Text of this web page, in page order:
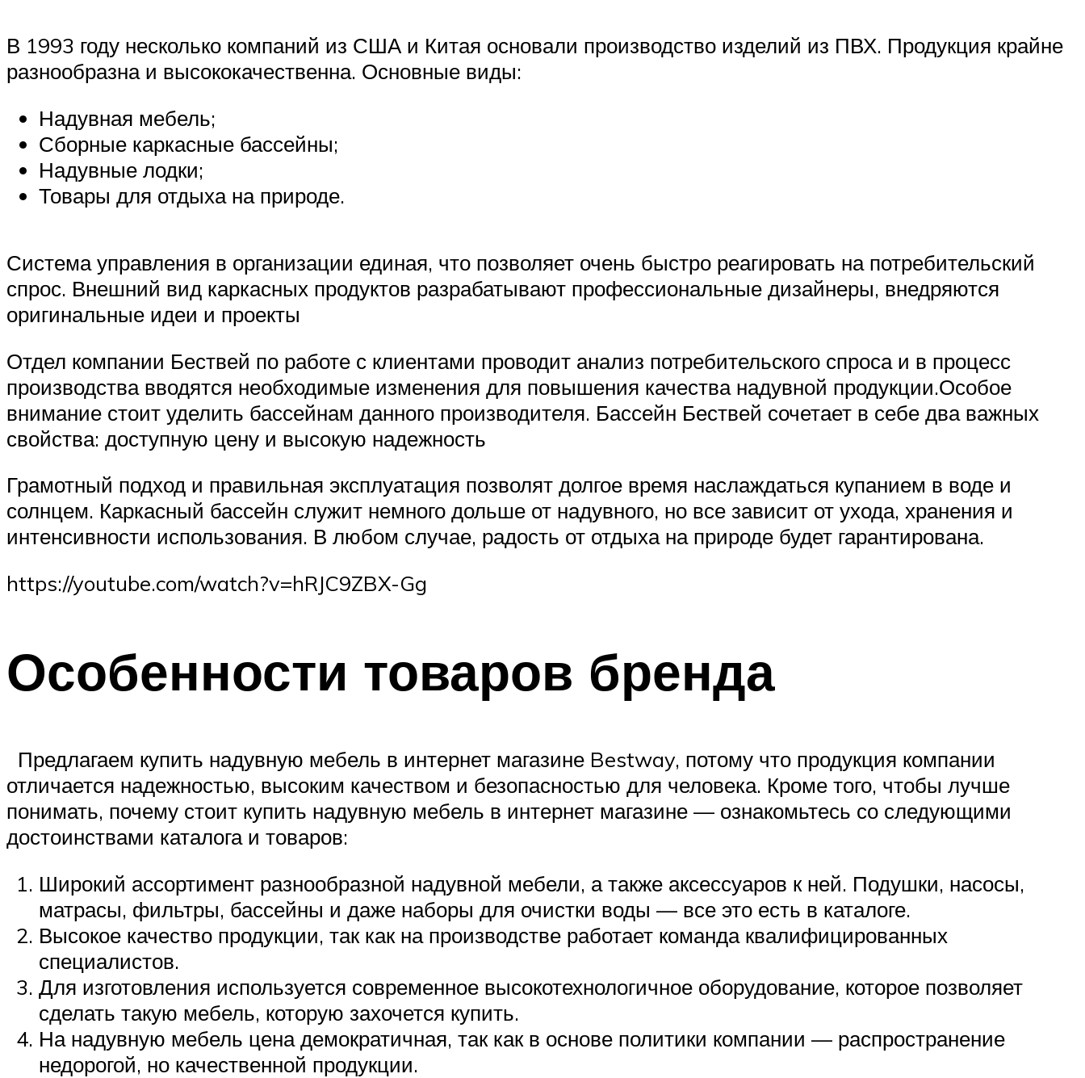
В 1993 году несколько компаний из США и Китая основали производство изделий из ПВХ. Продукция крайне
разнообразна и высококачественна. Основные виды:
Надувная мебель;
Сборные каркасные бассейны;
Надувные лодки;
Товары для отдыха на природе.
Система управления в организации единая, что позволяет очень быстро реагировать на потребительский
спрос. Внешний вид каркасных продуктов разрабатывают профессиональные дизайнеры, внедряются
оригинальные идеи и проекты
Отдел компании Бествей по работе с клиентами проводит анализ потребительского спроса и в процесс
производства вводятся необходимые изменения для повышения качества надувной продукции.Особое
внимание стоит уделить бассейнам данного производителя. Бассейн Бествей сочетает в себе два важных
свойства: доступную цену и высокую надежность
Грамотный подход и правильная эксплуатация позволят долгое время наслаждаться купанием в воде и
солнцем. Каркасный бассейн служит немного дольше от надувного, но все зависит от ухода, хранения и
интенсивности использования. В любом случае, радость от отдыха на природе будет гарантирована.
https://youtube.com/watch?v=hRJC9ZBX-Gg
Особенности товаров бренда
Предлагаем купить надувную мебель в интернет магазине Bestway, потому что продукция компании
отличается надежностью, высоким качеством и безопасностью для человека. Кроме того, чтобы лучше
понимать, почему стоит купить надувную мебель в интернет магазине — ознакомьтесь со следующими
достоинствами каталога и товаров:
Широкий ассортимент разнообразной надувной мебели, а также аксессуаров к ней. Подушки, насосы,
матрасы, фильтры, бассейны и даже наборы для очистки воды — все это есть в каталоге.
Высокое качество продукции, так как на производстве работает команда квалифицированных
специалистов.
Для изготовления используется современное высокотехнологичное оборудование, которое позволяет
сделать такую мебель, которую захочется купить.
На надувную мебель цена демократичная, так как в основе политики компании — распространение
недорогой, но качественной продукции.